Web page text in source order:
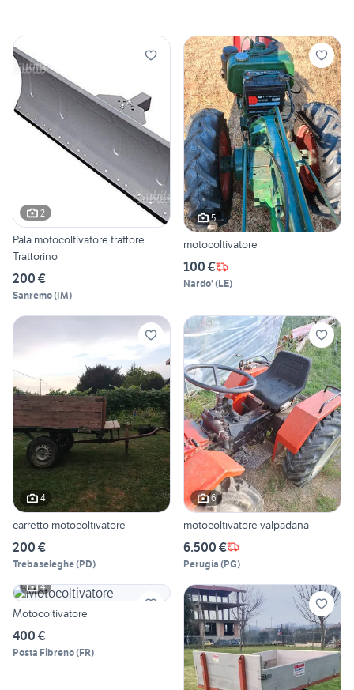
2
Pala motocoltivatore trattore
Trattorino
200 €
Sanremo(IM)
5
motocoltivatore
100 €
Nardo' (LE)
4
carretto motocoltivatore
200 €
Trebaseleghe(PD)
6
motocoltivatore valpadana
6.500 €
Perugia (PG)
4
Motocoltivatore
400 €
Posta Fibreno(FR)